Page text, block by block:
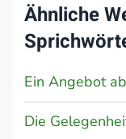
Ähnliche
Ein Angebot
Die